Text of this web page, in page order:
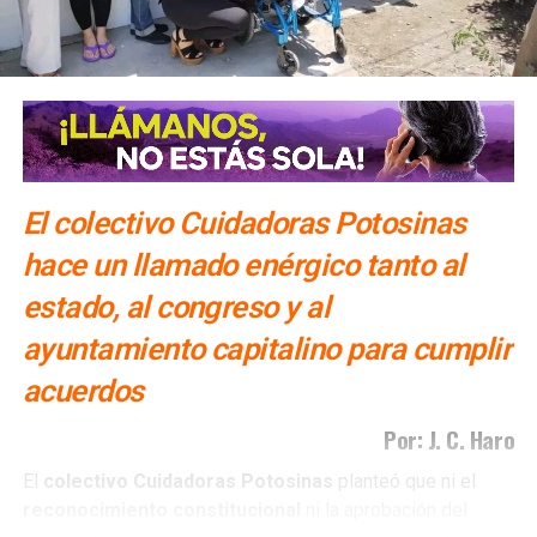
El colectivo Cuidadoras Potosinas
hace un llamado enérgico tanto al
estado, al congreso y al
ayuntamiento capitalino para cumplir
acuerdos
Por: J. C. Haro
El colectivo Cuidadoras Potosinas planteó que ni el